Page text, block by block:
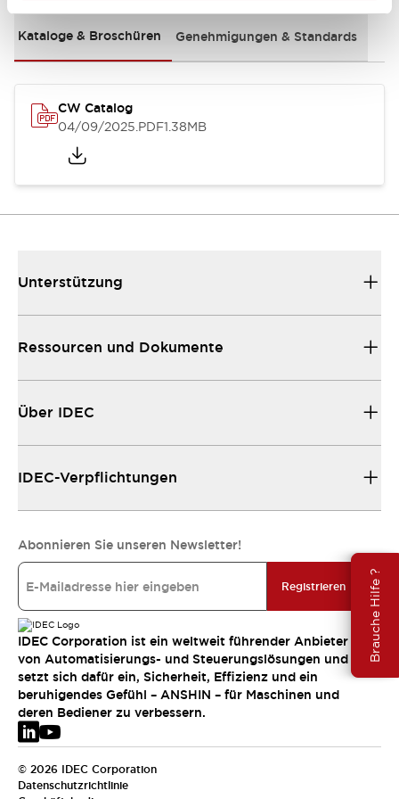
Brauche Hilfe ?
Kataloge & Broschüren Genehmigungen & Standards
CW Catalog
04/09/2025.PDF1.38MB
Unterstützung
Ressourcen und Dokumente
Über IDEC
IDEC-Verpflichtungen
Abonnieren Sie unseren Newsletter!
Registrieren
IDEC Corporation ist ein weltweit führender Anbieter
von Automatisierungs- und Steuerungslösungen und
setzt sich dafür ein, Sicherheit, Effizienz und ein
beruhigendes Gefühl – ANSHIN – für Maschinen und
deren Bediener zu verbessern.
© 2026 IDEC Corporation
Datenschutzrichtlinie